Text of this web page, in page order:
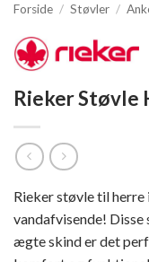
Forside / Støvler /
Rieker Støvle
Rieker støvle til
vandafvisende!
ægte skind er det